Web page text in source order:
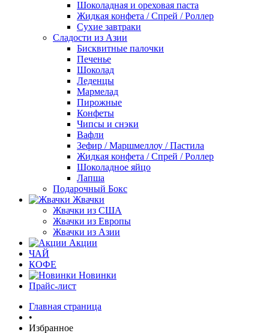
Шоколадная и ореховая паста
Жидкая конфета / Спрей / Роллер
Сухие завтраки
Сладости из Азии
Бисквитные палочки
Печенье
Шоколад
Леденцы
Мармелад
Пирожные
Конфеты
Чипсы и снэки
Вафли
Зефир / Маршмеллоу / Пастила
Жидкая конфета / Спрей / Роллер
Шоколадное яйцо
Лапша
Подарочный Бокс
Жвачки
Жвачки из США
Жвачки из Европы
Жвачки из Азии
Акции
ЧАЙ
КОФЕ
Новинки
Прайс-лист
Главная страница
•
Избранное